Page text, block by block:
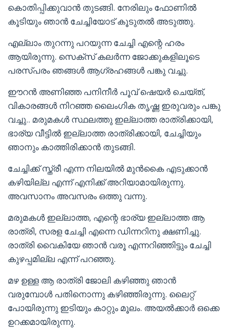
കൊതിപ്പിക്കുവാൻ തുടങ്ങി. നേരിലും ഫോണിൽ
കൂടിയും ഞാൻ ചേച്ചിയോട് കൂടുതൽ അടുത്തു.
എല്ലാം തുറന്നു പറയുന്ന ചേച്ചി എന്റെ ഹരം
ആയിരുന്നു. സെക്സ് കലർന്ന ജോക്കുകളിലൂടെ
പരസ്പരം ഞങ്ങൾ ആഗ്രഹങ്ങൾ പങ്കു വച്ചു.
ഈറൻ അണിഞ്ഞ പനിനീർ പൂവ് ഷെയർ ചെയ്ത്,
വികാരങ്ങൾ നിറഞ്ഞ ലൈംഗിക തൃഷ്ണ ഇരുവരും പങ്കു
വച്ചു.. മരുമകൾ സ്ഥലത്തു ഇല്ലാത്ത രാത്രിക്കായി,
ഭാര്യ വീട്ടിൽ ഇല്ലാത്ത രാത്രിക്കായി, ചേച്ചിയും
ഞാനും കാത്തിരിക്കാൻ തുടങ്ങി.
ചേച്ചിക്ക് സ്ത്രീ എന്ന നിലയിൽ മുൻകൈ എടുക്കാൻ
കഴിയില്ല എന്ന് എനിക്ക് അറിയാമായിരുന്നു.
അവസാനം അവസരം ഒത്തു വന്നു.
മരുമകൾ ഇല്ലാത്ത, എന്റെ ഭാര്യ ഇല്ലാത്ത ആ
രാത്രി, സരള ചേച്ചി എന്നെ ഡിന്നറിനു ക്ഷണിച്ചു.
രാത്രി വൈകിയേ ഞാൻ വരൂ എന്നറിഞ്ഞിട്ടും ചേച്ചി
കുഴപ്പമില്ല എന്ന് പറഞ്ഞു.
മഴ ഉള്ള ആ രാത്രി ജോലി കഴിഞ്ഞു ഞാൻ
വരുമ്പോൾ പതിനൊന്നു കഴിഞ്ഞിരുന്നു. ലൈറ്റ്
പോയിരുന്നു ഇടിയും കാറ്റും മൂലം. അയൽക്കാർ ഒക്കെ
ഉറക്കമായിരുന്നു.